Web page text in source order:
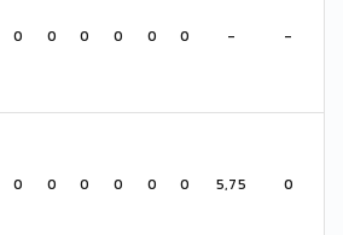
0 0 0 0 0 0 - -
0 0 0 0 0 0 5,75 0